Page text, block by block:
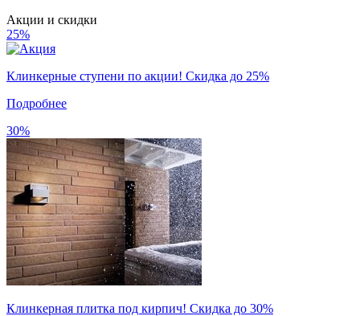
Акции и скидки
25%
Клинкерные ступени по акции! Скидка до 25%
Подробнее
30%
Клинкерная плитка под кирпич! Скидка до 30%